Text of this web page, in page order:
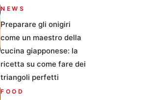
NEWS
Preparare gli onigiri
come un maestro della
cucina giapponese: la
ricetta su come fare dei
triangoli perfetti
FOOD